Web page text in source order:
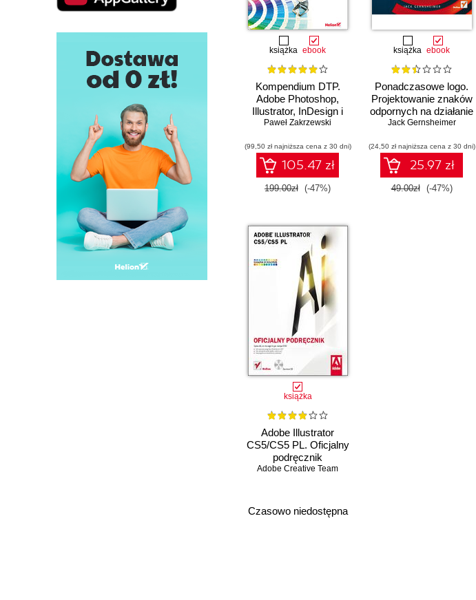
książka ebook
Kompendium DTP.
Adobe Photoshop,
Illustrator, InDesign i
Acrobat w praktyce.
Paweł Zakrzewski
(99,50 zł najniższa cena z 30 dni)
105.47 zł
199.00zł (-47%)
książka ebook
Ponadczasowe logo.
Projektowanie znaków
odpornych na działanie
czasu
Jack Gernsheimer
(24,50 zł najniższa cena z 30 dni)
25.97 zł
49.00zł (-47%)
książka
Adobe Illustrator
CS5/CS5 PL. Oficjalny
podręcznik
Adobe Creative Team
Czasowo niedostępna